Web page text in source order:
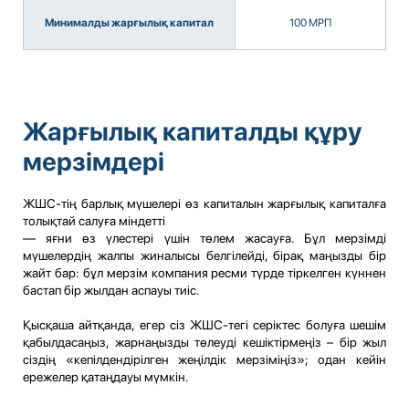
Минималды жарғылық капитал 100 МРП
Жарғылық капиталды құру
мерзімдері
ЖШС-тің барлық мүшелері өз капиталын жарғылық капиталға
толықтай салуға міндетті
— яғни өз үлестері үшін төлем жасауға. Бұл мерзімді
мүшелердің жалпы жиналысы белгілейді, бірақ маңызды бір
жайт бар: бұл мерзім компания ресми түрде тіркелген күннен
бастап бір жылдан аспауы тиіс.
Қысқаша айтқанда, егер сіз ЖШС-тегі серіктес болуға шешім
қабылдасаңыз, жарнаңызды төлеуді кешіктірмеңіз – бір жыл
сіздің «кепілдендірілген жеңілдік мерзіміңіз»; одан кейін
ережелер қатаңдауы мүмкін.